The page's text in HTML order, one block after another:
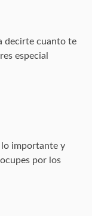
decirte cuanto te
especial
lo importante y
por los